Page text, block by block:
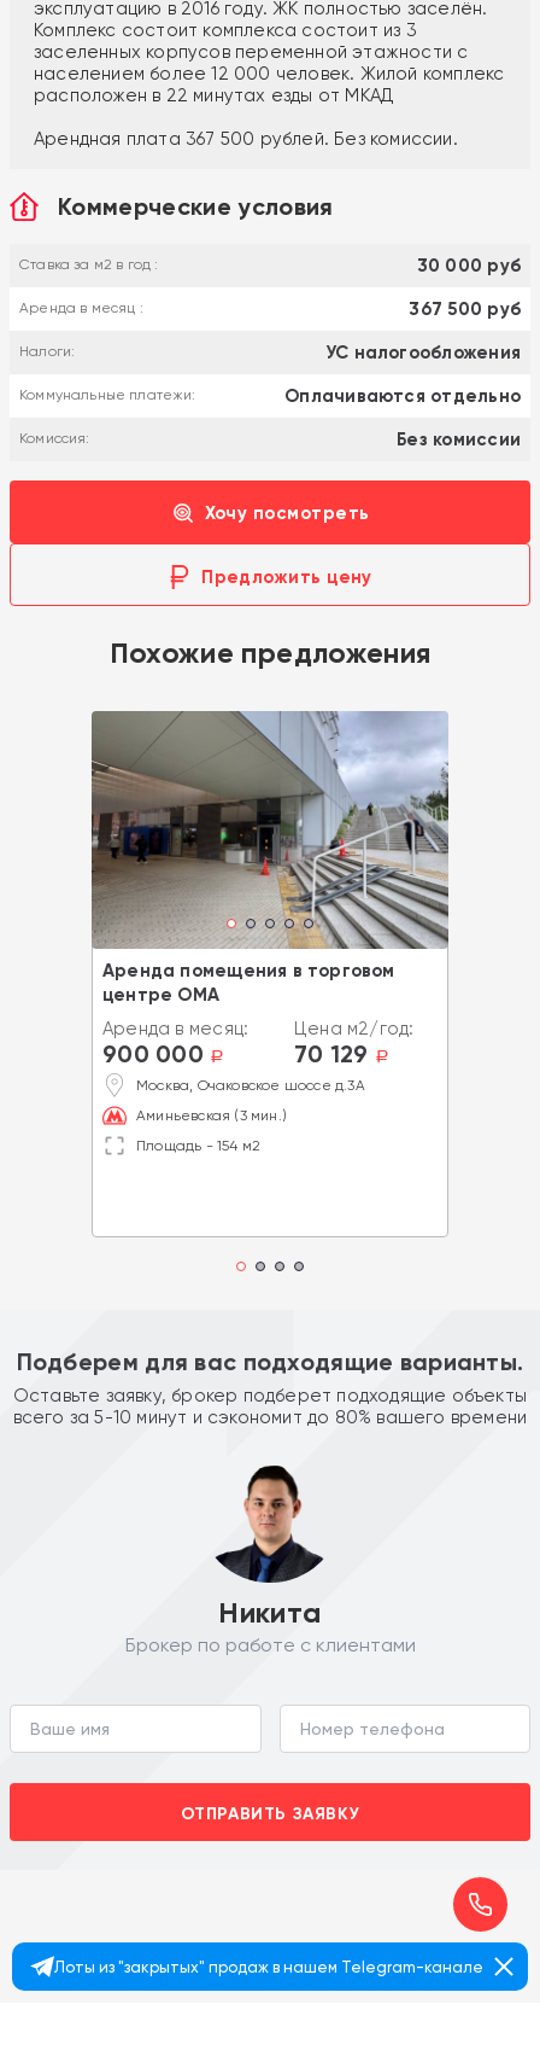
эксплуатацию в 2016 году. ЖК полностью заселён.
Комплекс состоит комплекса состоит из 3
заселенных корпусов переменной этажности с
населением более 12 000 человек. Жилой комплекс
расположен в 22 минутах езды от МКАД
Арендная плата 367 500 рублей. Без комиссии.
Коммерческие условия
Ставка за м2 в год : 30 000 руб
Аренда в месяц : 367 500 руб
Налоги: УС налогообложения
Коммунальные платежи: Оплачиваются отдельно
Комиссия: Без комиссии
Хочу посмотреть
Предложить цену
Похожие предложения
Аренда помещения в торговом
центре ОМА
Аренда в месяц:
900 000 a
Цена м2/год:
70 129 a
Москва, Очаковское шоссе д.3А
Аминьевская (3 мин.)
Площадь - 154 м2
Подберем для вас подходящие варианты.
Оставьте заявку, брокер подберет подходящие объекты
всего за 5-10 минут и сэкономит до 80% вашего времени
Никита
Брокер по работе с клиентами
ОТПРАВИТЬ ЗАЯВКУ
Лоты из "закрытых" продаж в нашем Telegram-канале